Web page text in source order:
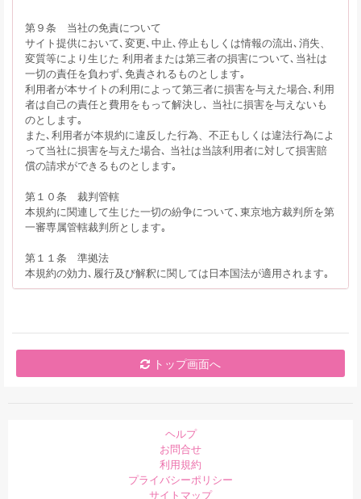
第９条 当社の免責について
サイト提供において､変更､中止､停止もしくは情報の流出､消失、
変質等により生じた 利用者または第三者の損害について､当社は
一切の責任を負わず､免責されるものとします｡
利用者が本サイトの利用によって第三者に損害を与えた場合､利用
者は自己の責任と費用をもって解決し､ 当社に損害を与えないも
のとします｡
また､利用者が本規約に違反した行為、不正もしくは違法行為によ
って当社に損害を与えた場合､ 当社は当該利用者に対して損害賠
償の請求ができるものとします｡
第１０条 裁判管轄
本規約に関連して生じた一切の紛争について､東京地方裁判所を第
一審専属管轄裁判所とします｡
第１１条 準拠法
本規約の効力､履行及び解釈に関しては日本国法が適用されます｡
トップ画面へ
ヘルプ
お問合せ
利用規約
プライバシーポリシー
サイトマップ